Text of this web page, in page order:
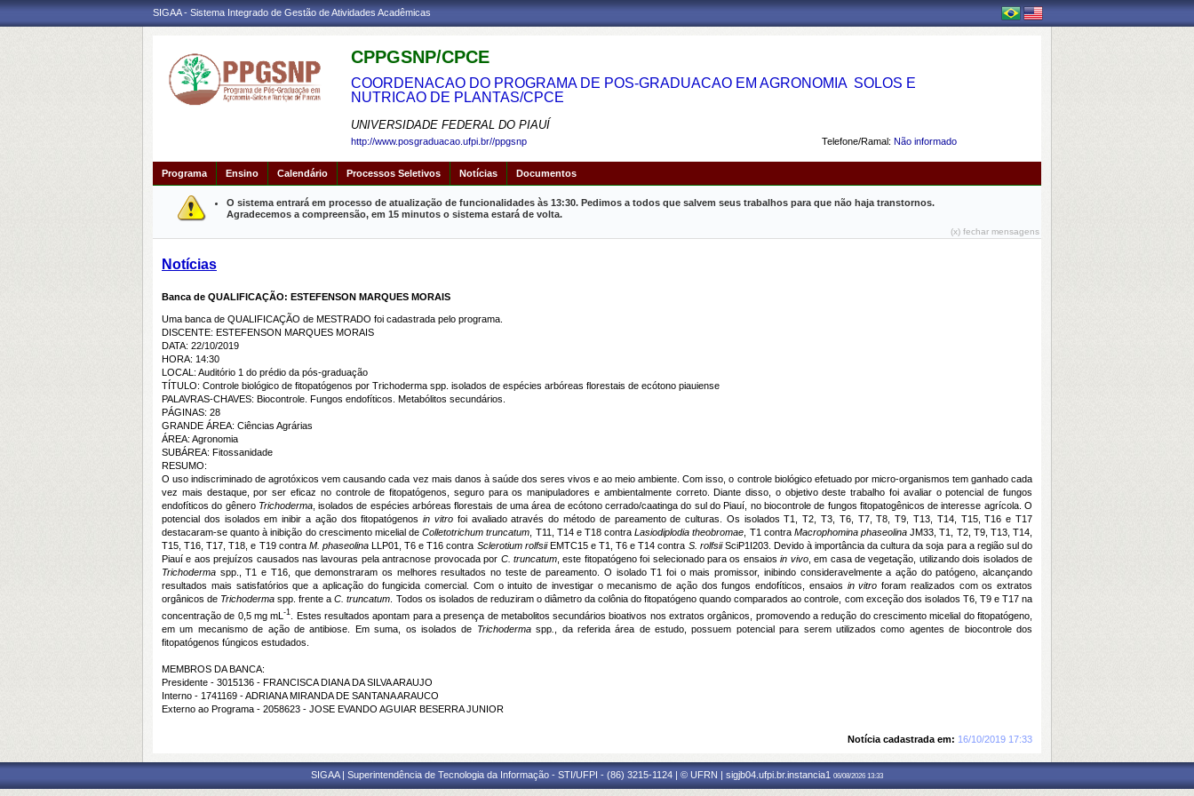
SIGAA - Sistema Integrado de Gestão de Atividades Acadêmicas
CPPGSNP/CPCE
COORDENACAO DO PROGRAMA DE POS-GRADUACAO EM AGRONOMIA  SOLOS E
NUTRICAO DE PLANTAS/CPCE
UNIVERSIDADE FEDERAL DO PIAUÍ
Telefone/Ramal: Não informado
http://www.posgraduacao.ufpi.br//ppgsnp
Programa Ensino Calendário Processos Seletivos Notícias Documentos
O sistema entrará em processo de atualização de funcionalidades às 13:30. Pedimos a todos que salvem seus trabalhos para que não haja transtornos.
Agradecemos a compreensão, em 15 minutos o sistema estará de volta.
(x) fechar mensagens
Notícias
Banca de QUALIFICAÇÃO: ESTEFENSON MARQUES MORAIS
Uma banca de QUALIFICAÇÃO de MESTRADO foi cadastrada pelo programa.
DISCENTE: ESTEFENSON MARQUES MORAIS
DATA: 22/10/2019
HORA: 14:30
LOCAL: Auditório 1 do prédio da pós-graduação
TÍTULO: Controle biológico de fitopatógenos por Trichoderma spp. isolados de espécies arbóreas florestais de ecótono piauiense
PALAVRAS-CHAVES: Biocontrole. Fungos endofíticos. Metabólitos secundários.
PÁGINAS: 28
GRANDE ÁREA: Ciências Agrárias
ÁREA: Agronomia
SUBÁREA: Fitossanidade
RESUMO:
O uso indiscriminado de agrotóxicos vem causando cada vez mais danos à saúde dos seres vivos e ao meio ambiente. Com isso, o controle biológico efetuado por micro-organismos tem ganhado cada
vez mais destaque, por ser eficaz no controle de fitopatógenos, seguro para os manipuladores e ambientalmente correto. Diante disso, o objetivo deste trabalho foi avaliar o potencial de fungos
endofíticos do gênero Trichoderma, isolados de espécies arbóreas florestais de uma área de ecótono cerrado/caatinga do sul do Piauí, no biocontrole de fungos fitopatogênicos de interesse agrícola. O
potencial dos isolados em inibir a ação dos fitopatógenosin vitrofoi avaliado através do método de pareamento de culturas. Os isolados T1, T2, T3, T6, T7, T8, T9, T13, T14, T15, T16 e T17
destacaram-se quanto à inibição do crescimento micelial deColletotrichum truncatum , T11, T14 e T18 contraLasiodiplodia theobromae , T1 contra Macrophomina phaseolinaJM33, T1, T2, T9, T13, T14,
T15, T16, T17, T18, e T19 contra M. phaseolinaLLP01, T6 e T16 contra Sclerotium rolfsiiEMTC15 e T1, T6 e T14 contra S. rolfsiiSciP1I203. Devido à importância da cultura da soja para a região sul do
Piauí e aos prejuízos causados nas lavouras pela antracnose provocada por C. truncatum, este fitopatógeno foi selecionado para os ensaiosin vivo, em casa de vegetação, utilizando dois isolados de
Trichoderma spp., T1 e T16, que demonstraram os melhores resultados no teste de pareamento.
O isolado T1 foi o mais promissor, inibindo consideravelmente a ação do patógeno, alcançando
resultados mais satisfatórios que a aplicação do fungicida comercial. Com o intuito de investigar o mecanismo de ação dos fungos endofíticos, ensaios in vitro foram realizados com os extratos
orgânicos de Trichoderma spp. frente aC. truncatum . Todos os isolados de reduziram o diâmetro da colônia do fitopatógeno quando comparados ao controle, com exceção dos isolados T6, T9 e T17 na
concentração de 0,5 mg mL-1
. Estes resultados apontam para a presença de metabolitos secundários bioativos nos extratos orgânicos, promovendo a redução do crescimento micelial do fitopatógeno,
em um mecanismo de ação de antibiose. Em suma, os isolados de Trichodermaspp
, da referida área de estudo, possuem potencial para serem utilizados como agentes de biocontrole dos
fitopatógenos fúngicos estudados.
MEMBROS DA BANCA:
Presidente - 3015136 - FRANCISCA DIANA DA SILVA ARAUJO
Interno - 1741169 - ADRIANA MIRANDA DE SANTANA ARAUCO
Externo ao Programa - 2058623 - JOSE EVANDO AGUIAR BESERRA JUNIOR
Notícia cadastrada em: 16/10/2019 17:33
SIGAA | Superintendência de Tecnologia da Informação - STI/UFPI - (86) 3215-1124 | © UFRN | sigjb04.ufpi.br.instancia1 06/08/2026 13:33